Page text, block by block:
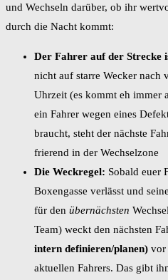
und Wechseln darüber, ob ihr
durch die Nacht kommt:
Der Fahrer auf der Strecke
nicht auf starre Wecker nach
Uhrzeit (es kommt eh immer
ein Fahrer wegen eines
braucht, steht der nächste
frierend in der Wechselzone
Die Weckregel: Sobald euer
Boxengasse verlässt und
für den übernächsten
Team) weckt den nächsten
intern definieren/planen) vor
aktuellen Fahrers. Das gibt